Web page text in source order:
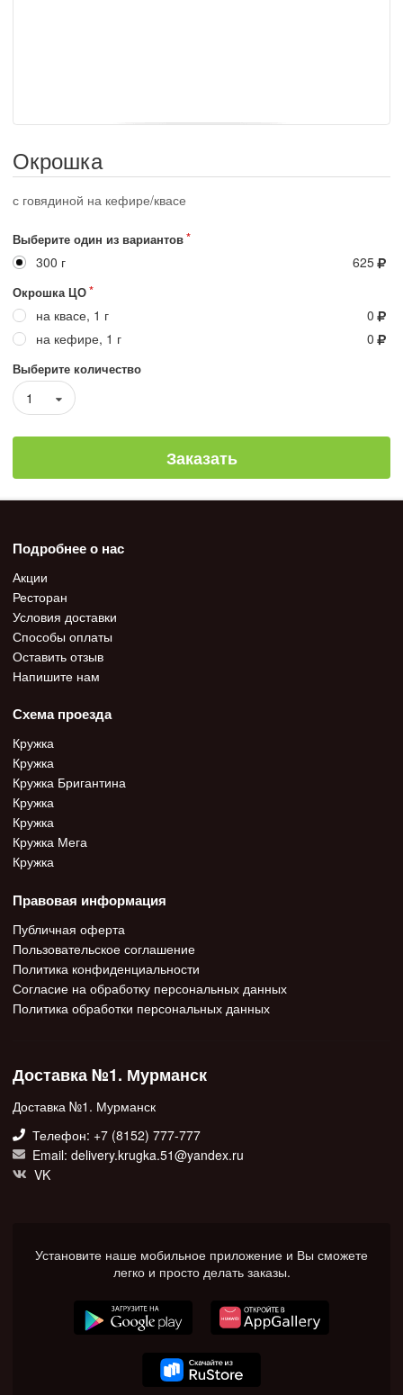
Окрошка
с говядиной на кефире/квасе
Выберите один из вариантов
300 г 625
Окрошка ЦО
на квасе, 1 г
0
на кефире, 1 г
0
Выберите количество
1
Заказать
Подробнее о нас
Акции
Ресторан
Условия доставки
Способы оплаты
Оставить отзыв
Напишите нам
Схема проезда
Кружка
Кружка
Кружка Бригантина
Кружка
Кружка
Кружка Мега
Кружка
Правовая информация
Публичная оферта
Пользовательское соглашение
Политика конфиденциальности
Согласие на обработку персональных данных
Политика обработки персональных данных
Доставка №1. Мурманск
Доставка №1. Мурманск
Телефон: +7 (8152) 777-777
Email: delivery.krugka.51@yandex.ru
VK
Установите наше мобильное приложение и Вы сможете
легко и просто делать заказы.